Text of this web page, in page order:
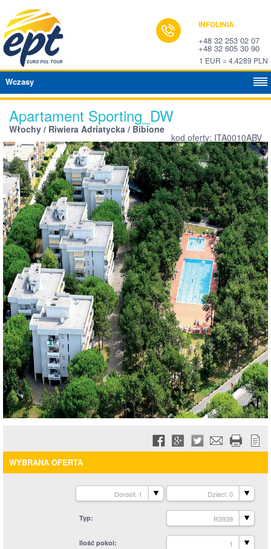
INFOLINIA
+48 32 253 02 07
+48 32 605 30 90
1 EUR = 4,4289 PLN
Wczasy
Apartament Sporting_DW
Włochy / Riwiera Adriatycka / Bibione
kod oferty: ITA0010ABV
WYBRANA OFERTA
Dorośli: 1 Dzieci: 0
Typ R3939
Ilość pokoi 1